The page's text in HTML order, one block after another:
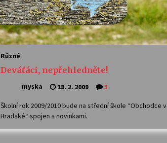
Různé
Deváťáci, nepřehledněte!
myska 18. 2. 2009 3
Školní rok 2009/2010 bude na střední škole “Obchodce v
Hradské“ spojen s novinkami.